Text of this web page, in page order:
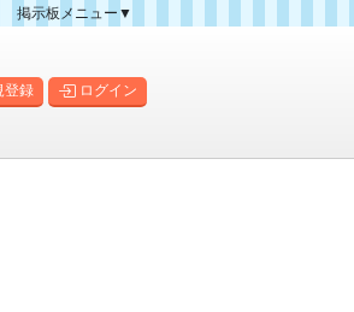
掲示板メニュー▼
ップ
登録 ログイン